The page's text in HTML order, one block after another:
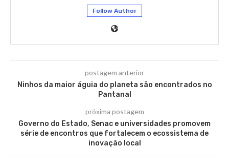
Follow Author
postagem anterior
Ninhos da maior águia do planeta são encontrados no
Pantanal
próxima postagem
Governo do Estado, Senac e universidades promovem
série de encontros que fortalecem o ecossistema de
inovação local